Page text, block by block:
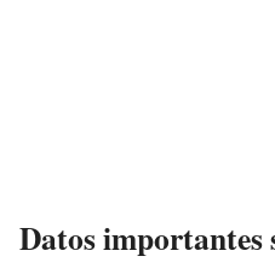
Datos importantes